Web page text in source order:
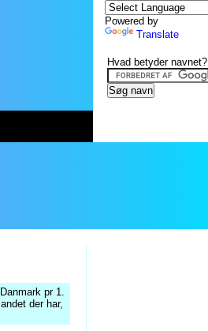
pr 1.
der har,
Powered by
Translate
Hvad betyder navnet?